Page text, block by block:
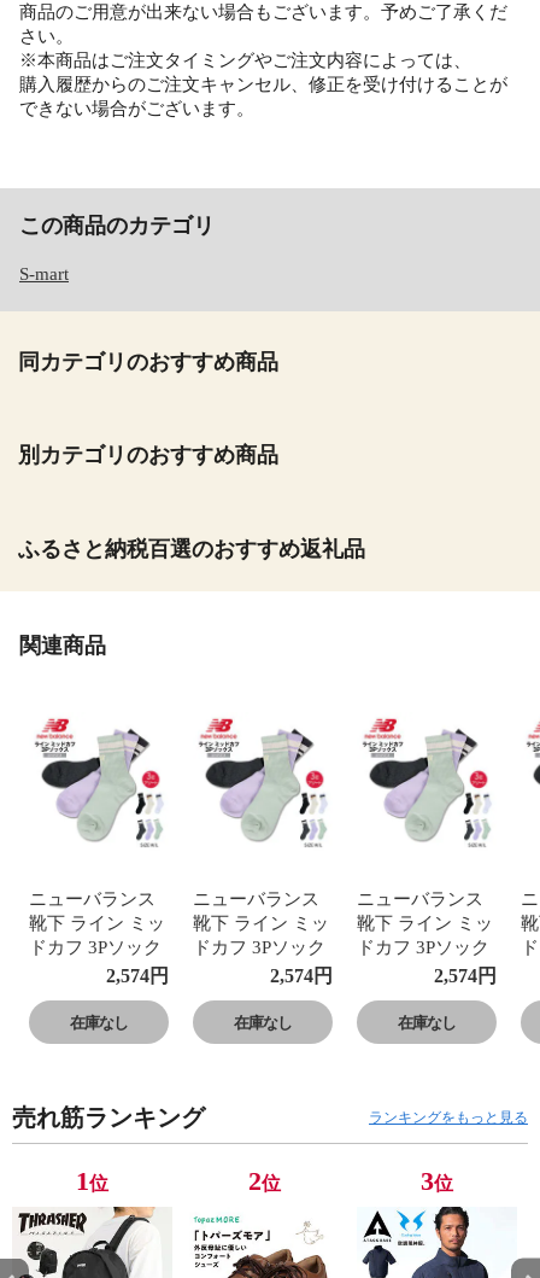
商品のご用意が出来ない場合もございます。予めご了承くだ
さい。
※本商品はご注文タイミングやご注文内容によっては、
購入履歴からのご注文キャンセル、修正を受け付けることが
できない場合がございます。
この商品のカテゴリ
S-mart
同カテゴリのおすすめ商品
別カテゴリのおすすめ商品
ふるさと納税百選のおすすめ返礼品
関連商品
ニューバランス
靴下 ライン ミッ
ドカフ 3Pソック
ス メンズ レディ
ース 黒 ホワイト
グレー 3足セッ
ト new balance
2,574円
在庫なし
ニューバランス
靴下 ライン ミッ
ドカフ 3Pソック
ス メンズ レディ
ース 黒 ホワイト
グレー 3足セッ
ト new balance
2,574円
在庫なし
ニューバランス
靴下 ライン ミッ
ドカフ 3Pソック
ス メンズ レディ
ース 黒 ホワイト
グレー 3足セッ
ト new balance
2,574円
在庫なし
売れ筋ランキング ランキングをもっと見る
1位 2位 3位